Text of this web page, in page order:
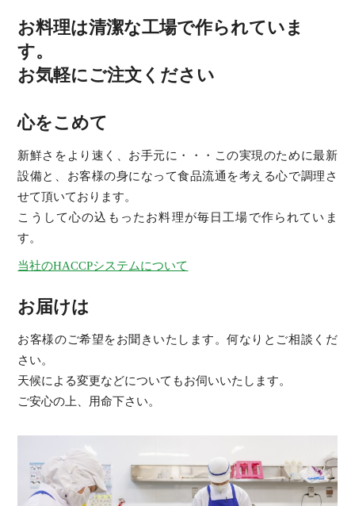
お料理は清潔な工場で作られていま
す。
お気軽にご注文ください
心をこめて
新鮮さをより速く、お手元に・・・この実現のために最新
設備と、お客様の身になって食品流通を考える心で調理さ
せて頂いております。
こうして心の込もったお料理が毎日工場で作られていま
す。
当社のHACCPシステムについて
お届けは
お客様のご希望をお聞きいたします。何なりとご相談くだ
さい。
天候による変更などについてもお伺いいたします。
ご安心の上、用命下さい。